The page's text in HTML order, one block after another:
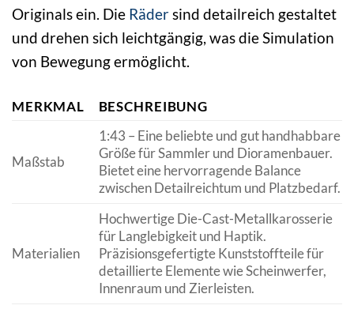
Originals ein. Die Rädersind detailreich gestaltet
und drehen sich leichtgängig, was die Simulation
von Bewegung ermöglicht.
MERKMAL BESCHREIBUNG
Maßstab
1:43 – Eine beliebte und gut handhabbare
Größe für Sammler und Dioramenbauer.
Bietet eine hervorragende Balance
zwischen Detailreichtum und Platzbedarf.
Materialien
Hochwertige Die-Cast-Metallkarosserie
für Langlebigkeit und Haptik.
Präzisionsgefertigte Kunststoffteile für
detaillierte Elemente wie Scheinwerfer,
Innenraum und Zierleisten.